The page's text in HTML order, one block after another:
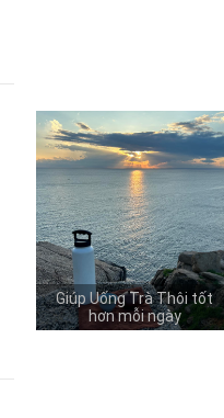
Giúp Uống Trà Thôi tốt
hơn mỗi ngày